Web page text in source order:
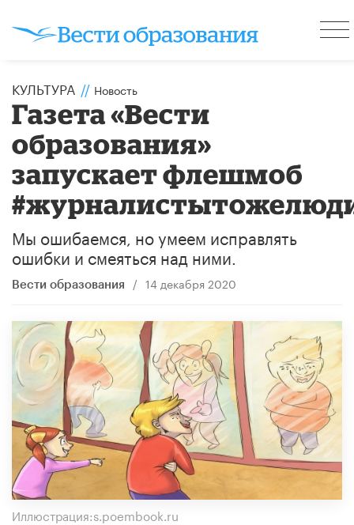
КУЛЬТУРА // Новость
Газета «Вести
образования»
запускает флешмоб
Мы ошибаемся, но умеем исправлять
ошибки и смеяться над ними.
Вести образования / 14 декабря 2020
Иллюстрация:s.poembook.ru